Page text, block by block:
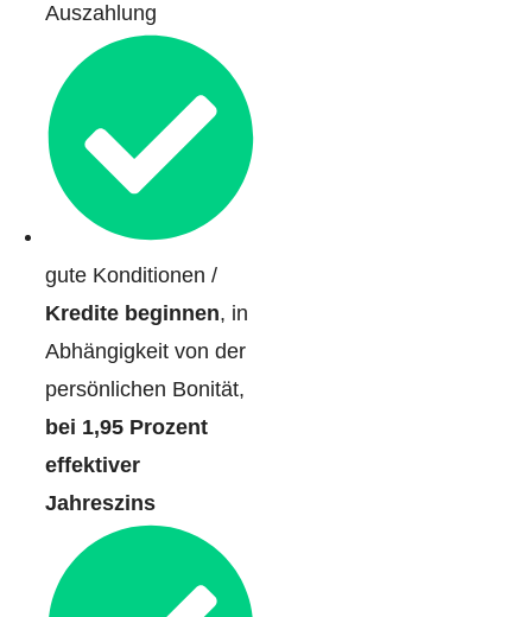
Auszahlung
gute Konditionen /
Kredite beginnen, in
Abhängigkeit von der
persönlichen Bonität,
bei 1,95 Prozent
effektiver
Jahreszins